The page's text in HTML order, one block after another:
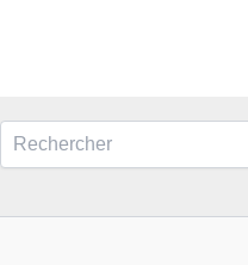
Rechercher